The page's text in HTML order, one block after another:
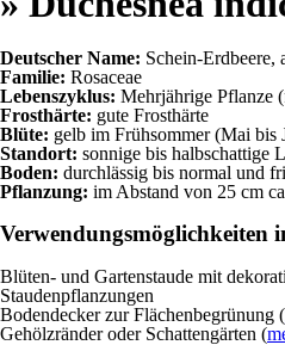
Deutscher Name: Schein-Erdbeere,
Familie: Rosaceae
Lebenszyklus: Mehrjährige Pflanze
Frosthärte: gute Frosthärte
Blüte: gelb im Frühsommer (Mai bis
Standort: sonnige bis halbschattige
Boden: durchlässig bis normal und
Pflanzung: im Abstand von 25 cm
Verwendungsmöglichkeiten
Blüten- und Gartenstaude mit
Staudenpflanzungen
Bodendecker zur Flächenbegrünung (
Gehölzränder oder Schattengärten (